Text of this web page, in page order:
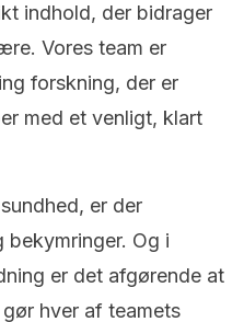
indhold, der bidrager
Vores team er
forskning, der er
med et venligt, klart
er der
Og i
er det afgørende at
hver af teamets